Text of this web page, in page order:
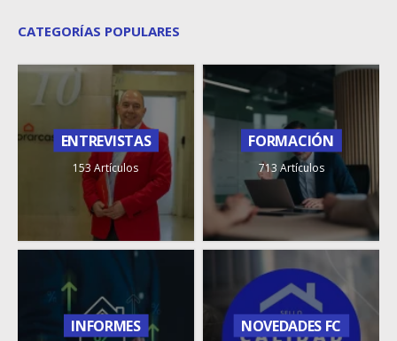
CATEGORÍAS POPULARES
ENTREVISTAS
153 Artículos
FORMACIÓN
713 Artículos
INFORMES NOVEDADES FC